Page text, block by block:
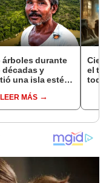
árboles durante
décadas y
una isla estéril
casi seis
Parque de las
LEER MÁS
el
todo